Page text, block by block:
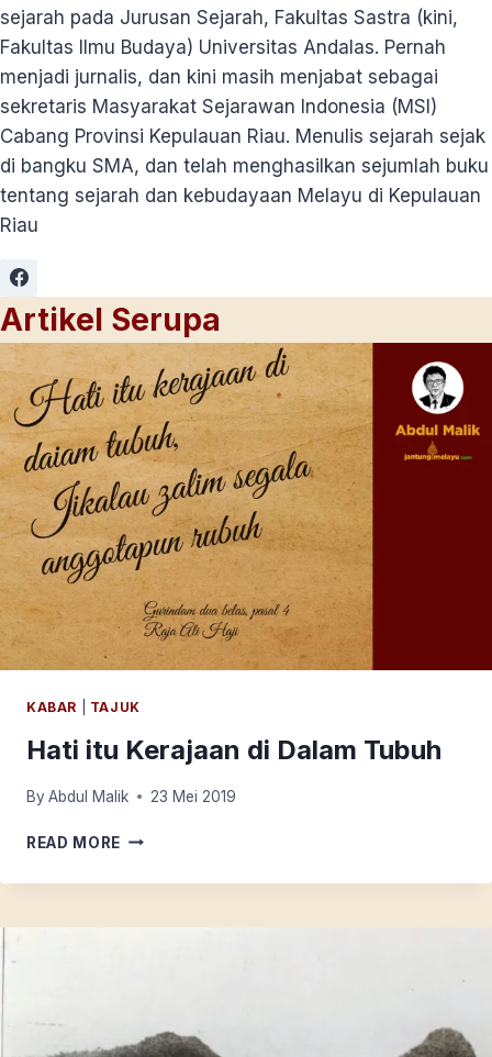
sejarah pada Jurusan Sejarah, Fakultas Sastra (kini,
Fakultas Ilmu Budaya) Universitas Andalas. Pernah
menjadi jurnalis, dan kini masih menjabat sebagai
sekretaris Masyarakat Sejarawan Indonesia (MSI)
Cabang Provinsi Kepulauan Riau. Menulis sejarah sejak
di bangku SMA, dan telah menghasilkan sejumlah buku
tentang sejarah dan kebudayaan Melayu di Kepulauan
Riau
Artikel Serupa
KABAR TAJUK
Hati itu Kerajaan di Dalam Tubuh
By Abdul Malik 23 Mei 2019
READ MORE HATI
KERAJAAN
DALAM